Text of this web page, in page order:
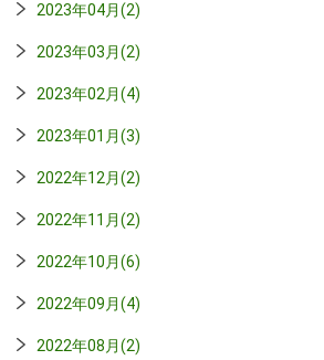
2023年04月(2)
2023年03月(2)
2023年02月(4)
2023年01月(3)
2022年12月(2)
2022年11月(2)
2022年10月(6)
2022年09月(4)
2022年08月(2)